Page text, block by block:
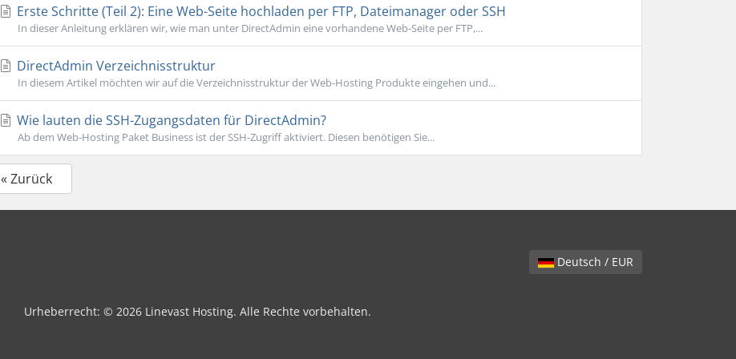
Erste Schritte (Teil 2): Eine Web-Seite hochladen per FTP, Dateimanager oder SSH
In dieser Anleitung erklären wir, wie man unter DirectAdmin eine vorhandene Web-Seite per FTP,...
DirectAdmin Verzeichnisstruktur
In diesem Artikel möchten wir auf die Verzeichnisstruktur der Web-Hosting Produkte eingehen und...
Wie lauten die SSH-Zugangsdaten für DirectAdmin?
Ab dem Web-Hosting Paket Business ist der SSH-Zugriff aktiviert. Diesen benötigen Sie...
« Zurück
Deutsch / EUR
Urheberrecht: © 2026 Linevast Hosting. Alle Rechte vorbehalten.